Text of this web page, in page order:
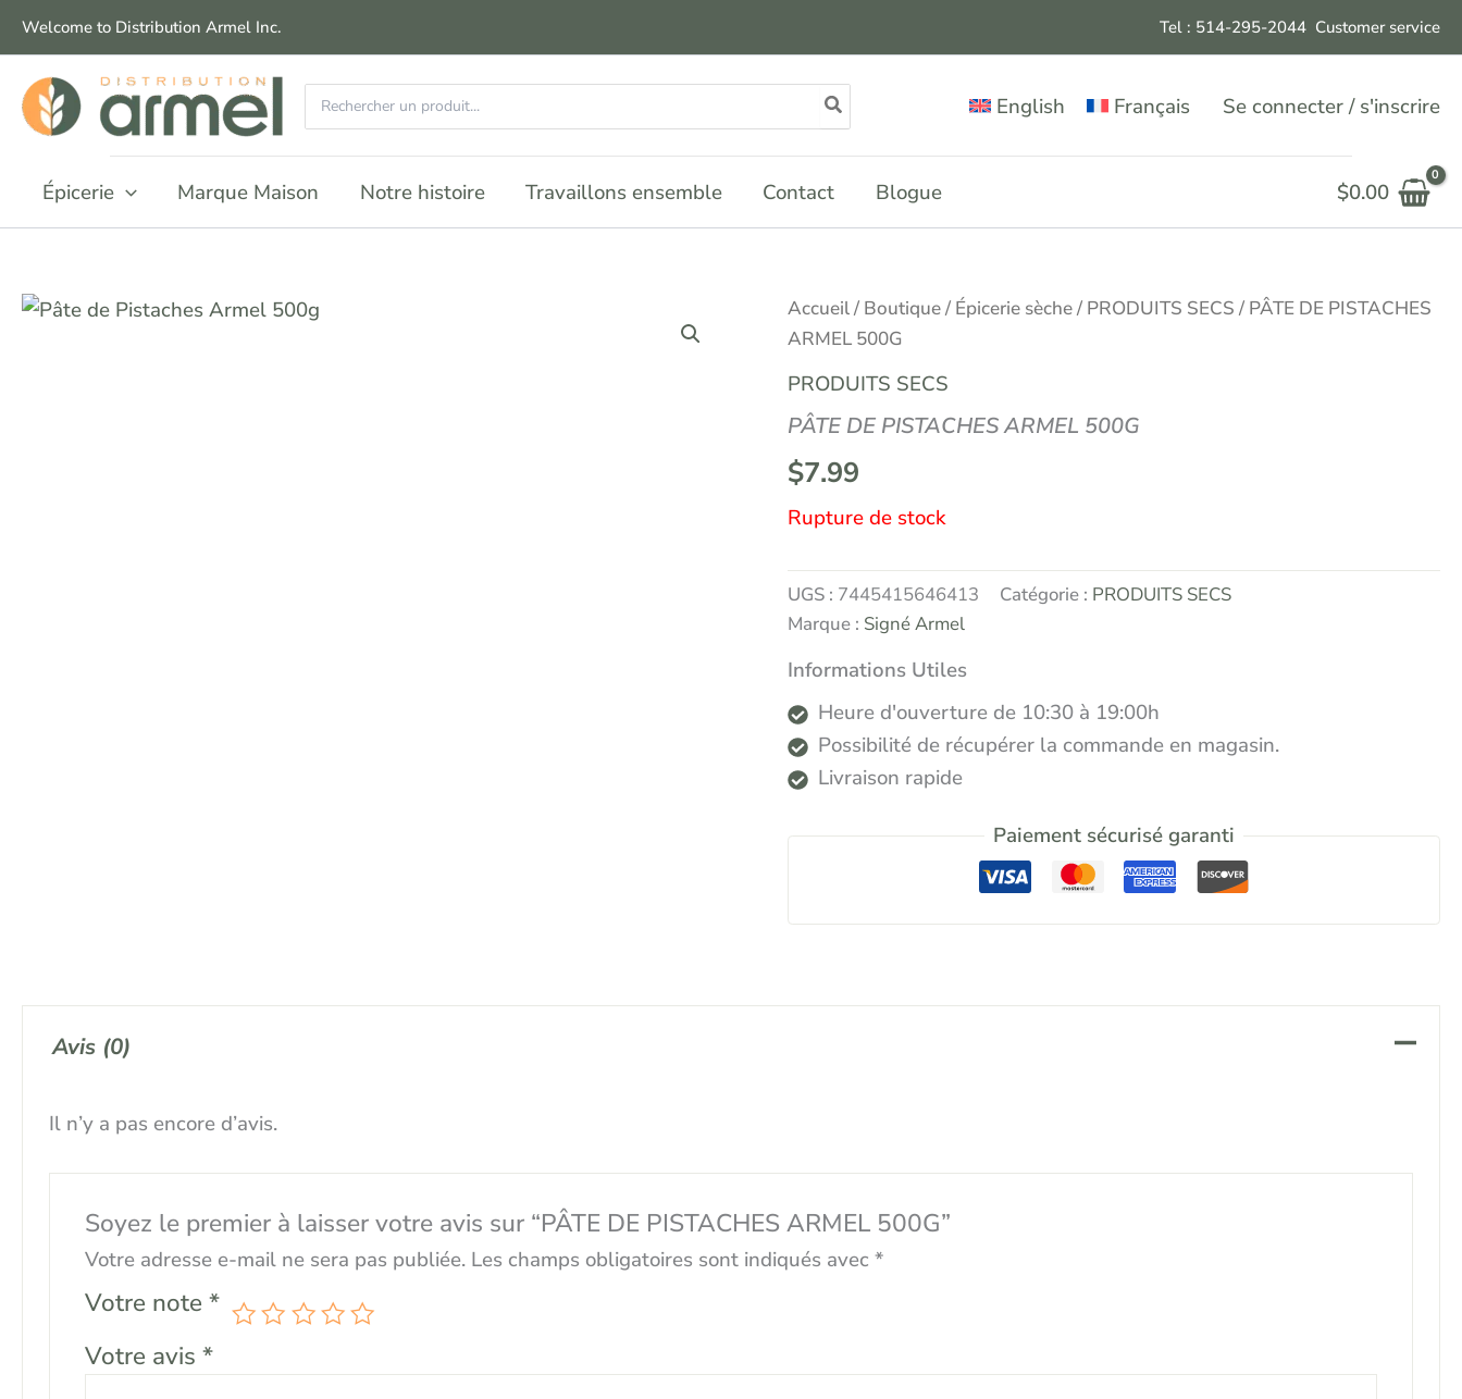
Aller
au
contenu
Welcome to Distribution Armel Inc. Tel : 514-295-2044 Customer service
English Français Se connecter / s'inscrire
Épicerie Marque Maison Notre histoire Travaillons ensemble Contact Blogue $0.00
Accueil/ Boutique/ Épicerie sèche/ PRODUITS SECS/ PÂTE DE PISTACHES
ARMEL 500G
PRODUITS SECS
PÂTE DE PISTACHES ARMEL 500G
$7.99
Rupture de stock
UGS : 7445415646413 Catégorie : PRODUITS SECS
Marque : Signé Armel
Informations Utiles
Heure d'ouverture de 10:30 à 19:00h
Possibilité de récupérer la commande en magasin.
Livraison rapide
Paiement sécurisé garanti
Avis (0)
Il n’y a pas encore d’avis.
Soyez le premier à laisser votre avis sur “PÂTE DE PISTACHES ARMEL 500G”
Votre adresse e-mail ne sera pas publiée. Les champs obligatoires sont indiqués avec *
Votre note *
Votre avis *